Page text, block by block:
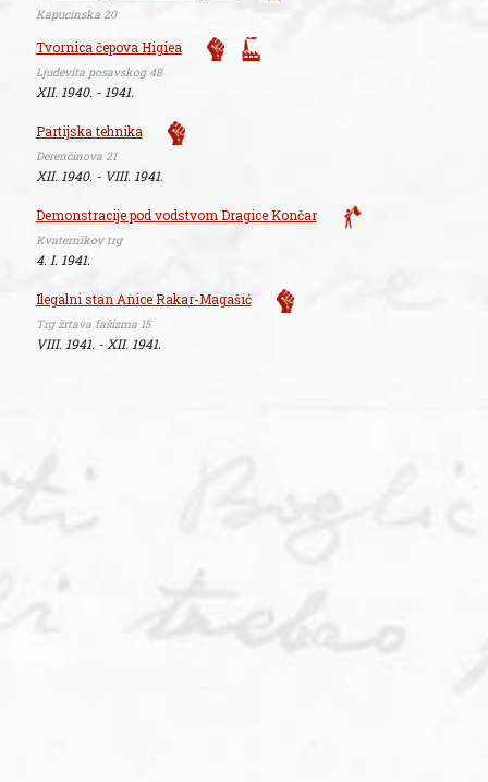
Kapucinska 20
Tvornica čepova Higiea
Ljudevita posavskog 48
XII. 1940. - 1941.
Partijska tehnika
Derenčinova 21
XII. 1940. - VIII. 1941.
Demonstracije pod vodstvom Dragice Končar
Kvaternikov trg
4. I. 1941.
Ilegalni stan Anice Rakar-Magašić
Trg žrtava fašizma 15
VIII. 1941. - XII. 1941.